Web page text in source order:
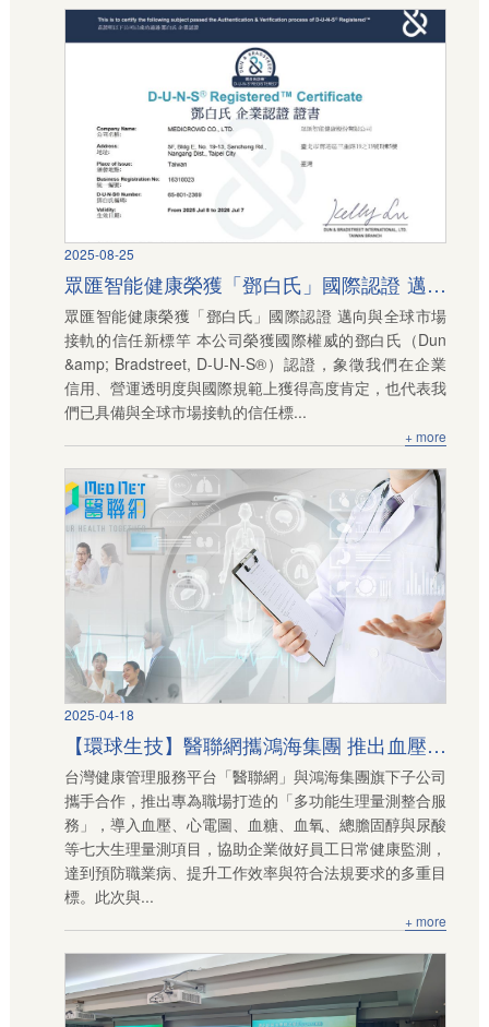
2025-08-25
眾匯智能健康榮獲「鄧白氏」國際認證 邁向
與全球市場接軌的信任新標竿
眾匯智能健康榮獲「鄧白氏」國際認證 邁向與全球市場
接軌的信任新標竿 本公司榮獲國際權威的鄧白氏（Dun
&amp; Bradstreet, D-U-N-S®）認證，象徵我們在企業
信用、營運透明度與國際規範上獲得高度肯定，也代表我
們已具備與全球市場接軌的信任標...
+ more
2025-04-18
【環球生技】醫聯網攜鴻海集團 推出血壓、
心電圖、血糖等7合1多功能生理量測整合服
務
台灣健康管理服務平台「醫聯網」與鴻海集團旗下子公司
攜手合作，推出專為職場打造的「多功能生理量測整合服
務」，導入血壓、心電圖、血糖、血氧、總膽固醇與尿酸
等七大生理量測項目，協助企業做好員工日常健康監測，
達到預防職業病、提升工作效率與符合法規要求的多重目
標。此次與...
+ more